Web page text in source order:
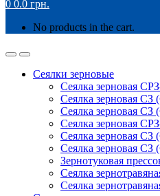
0 0.0 грн.
No products in the cart.
Сеялки зерновые
Сеялка зерновая
Сеялка зерновая СЗ
Сеялка зерновая СЗ
Сеялка зерновая
Сеялка зерновая СЗ
Сеялка зерновая СЗ
Зернотуковая
Сеялка
Сеялка